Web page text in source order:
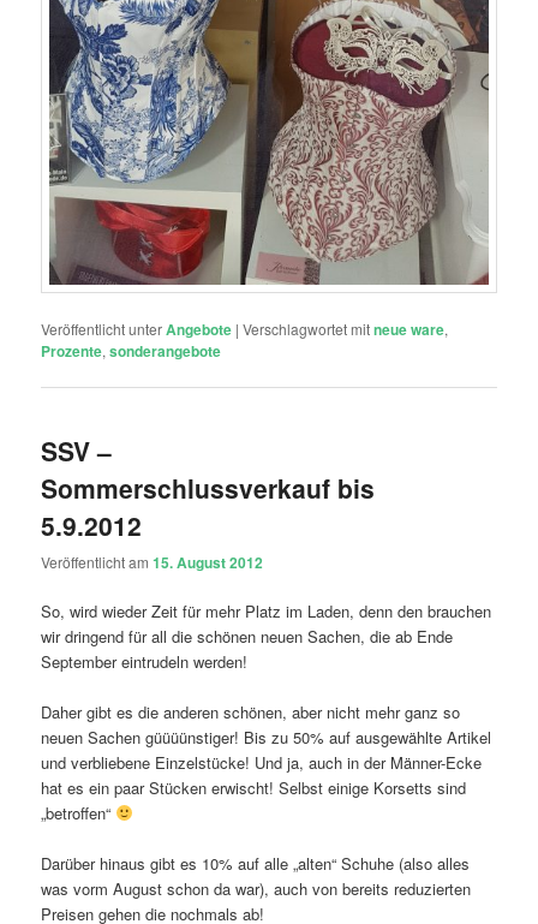
Veröffentlicht unterAngebote |Verschlagwortet mitneue ware,
Prozente,sonderangebote
SSV –
Sommerschlussverkauf bis
5.9.2012
Veröffentlicht am15. August 2012
So, wird wieder Zeit für mehr Platz im Laden, denn den brauchen
wir dringend für all die schönen neuen Sachen, die ab Ende
September eintrudeln werden!
Daher gibt es die anderen schönen, aber nicht mehr ganz so
neuen Sachen güüüünstiger! Bis zu 50% auf ausgewählte Artikel
und verbliebene Einzelstücke! Und ja, auch in der Männer-Ecke
hat es ein paar Stücken erwischt! Selbst einige Korsetts sind
„betroffen“
Darüber hinaus gibt es 10% auf alle „alten“ Schuhe (also alles
was vorm August schon da war), auch von bereits reduzierten
Preisen gehen die nochmals ab!